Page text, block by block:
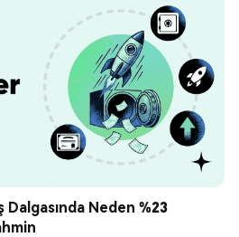
Dalgasında Neden %23